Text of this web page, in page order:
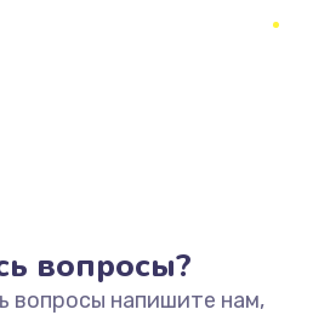
вопросы?
вопросы напишите нам,